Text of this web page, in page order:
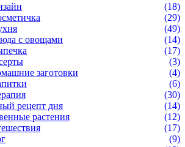
(18)
(29)
(49)
с овощами
(14)
(17)
(3)
заготовки
(4)
(6)
(30)
рецепт дня
(14)
растения
(12)
(17)
(9)